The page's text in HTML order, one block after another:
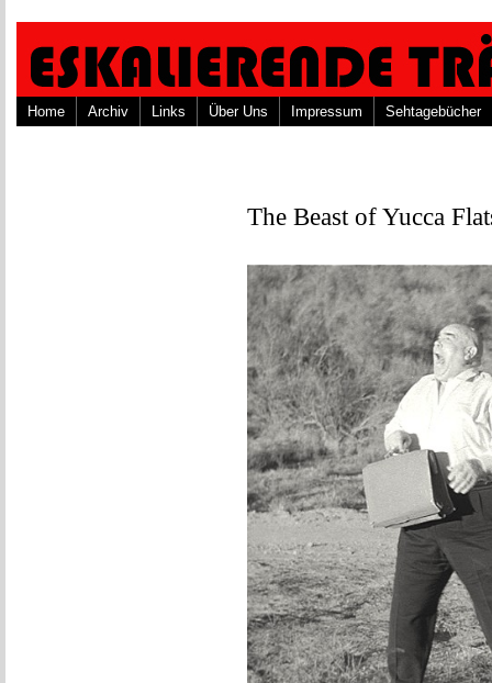
Home Archiv Links Über Uns Impressum Sehtagebücher
The Beast of Yucca